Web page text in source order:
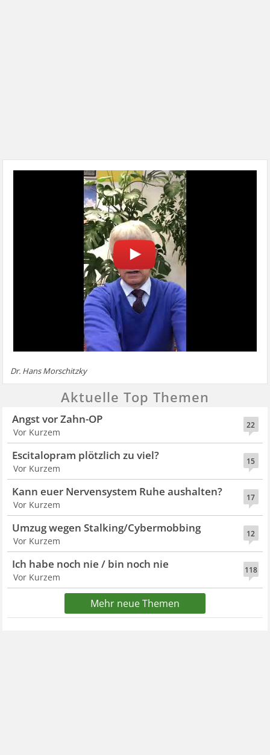
Dr. Hans Morschitzky
Aktuelle Top Themen
22
Angst vor Zahn-OP
Vor Kurzem
15
Escitalopram plötzlich zu viel?
Vor Kurzem
17
Kann euer Nervensystem Ruhe aushalten?
Vor Kurzem
12
Umzug wegen Stalking/Cybermobbing
Vor Kurzem
118
Ich habe noch nie / bin noch nie
Vor Kurzem
Mehr neue Themen